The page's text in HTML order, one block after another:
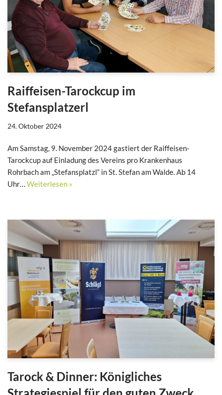
Raiffeisen-Tarockcup im
Stefansplatzerl
24. Oktober 2024
Am Samstag, 9. November 2024 gastiert der Raiffeisen-
Tarockcup auf Einladung des Vereins pro Krankenhaus
Rohrbach am „Stefansplatzl“ in St. Stefan am Walde. Ab 14
Uhr… Weiterlesen »
Tarock & Dinner: Königliches